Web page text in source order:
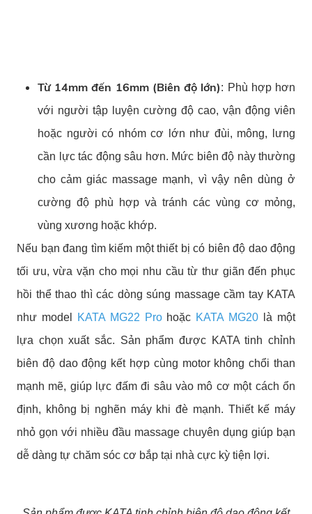
Từ 14mm đến 16mm (Biên độ lớn): Phù hợp hơn
với người tập luyện cường độ cao, vận động viên
hoặc người có nhóm cơ lớn như đùi, mông, lưng
cần lực tác động sâu hơn. Mức biên độ này thường
cho cảm giác massage mạnh, vì vậy nên dùng ở
cường độ phù hợp và tránh các vùng cơ mỏng,
vùng xương hoặc khớp.
Nếu bạn đang tìm kiếm một thiết bị có biên độ dao động
tối ưu, vừa vặn cho mọi nhu cầu từ thư giãn đến phục
hồi thể thao thì các dòng súng massage cầm tay KATA
như model
KATA MG22 Prohoặc KATA MG20 là một
lựa chọn xuất sắc. Sản phẩm được KATA tinh chỉnh
biên độ dao động kết hợp cùng motor không chổi than
mạnh mẽ, giúp lực đấm đi sâu vào mô cơ một cách ổn
định, không bị nghẽn máy khi đè mạnh. Thiết kế máy
nhỏ gọn với nhiều đầu massage chuyên dụng giúp bạn
dễ dàng tự chăm sóc cơ bắp tại nhà cực kỳ tiện lợi.